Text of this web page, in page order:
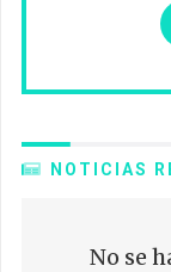
NOTICIAS
No se